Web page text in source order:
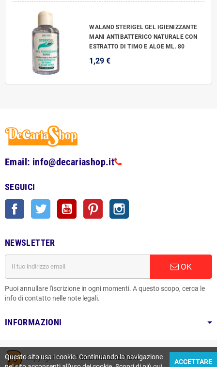
WALAND STERIGEL GEL IGIENIZZANTE
MANI ANTIBATTERICO NATURALE CON
ESTRATTO DI TIMO E ALOE ML. 80
1,29 €
Email: info@decariashop.it
SEGUICI
Facebook Twitter YouTube Pinterest
NEWSLETTER
OK
Puoi annullare l'iscrizione in ogni momenti. A questo scopo, cerca le
info di contatto nelle note legali.
INFORMAZIONI
Copyright © 2022DECARIASHOP SRL
Questo sito usa i cookie. Continuando la navigazione
ACCETTARE